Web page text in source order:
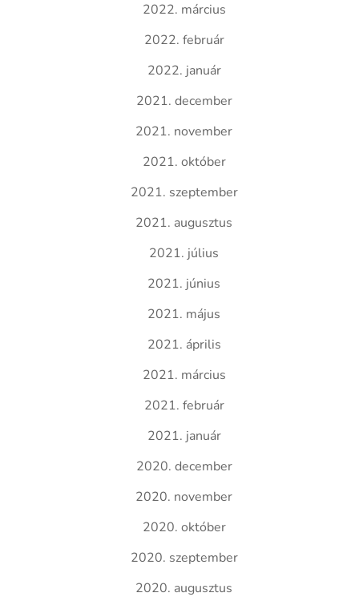
2022. március
2022. február
2022. január
2021. december
2021. november
2021. október
2021. szeptember
2021. augusztus
2021. július
2021. június
2021. május
2021. április
2021. március
2021. február
2021. január
2020. december
2020. november
2020. október
2020. szeptember
2020. augusztus